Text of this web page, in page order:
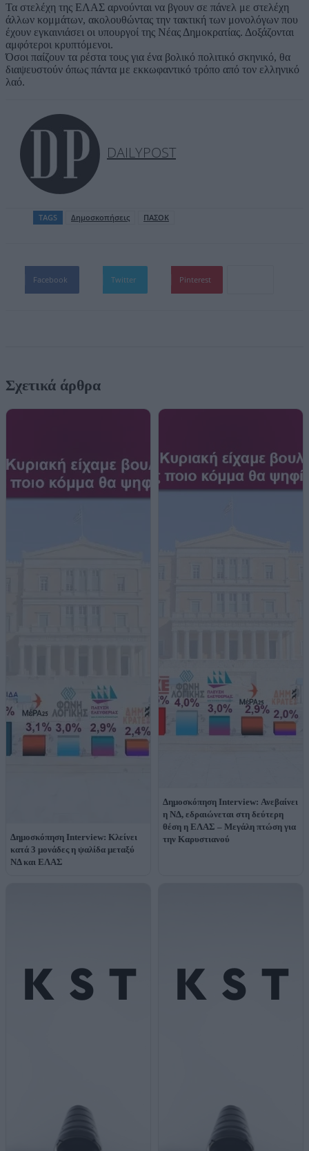
Τα στελέχη της ΕΛΑΣ αρνούνται να βγουν σε πάνελ με στελέχη
άλλων κομμάτων, ακολουθώντας την τακτική των μονολόγων που
έχουν εγκαινιάσει οι υπουργοί της Νέας Δημοκρατίας. Δοξάζονται
αμφότεροι κρυπτόμενοι.
Όσοι παίζουν τα ρέστα τους για ένα βολικό πολιτικό σκηνικό, θα
διαψευστούν όπως πάντα με εκκωφαντικό τρόπο από τον ελληνικό
λαό.
DAILYPOST
TAGS Δημοσκοπήσεις ΠΑΣΟΚ
Facebook Twitter Pinterest
Σχετικά άρθρα
Δημοσκόπηση Interview: Κλείνει
κατά 3 μονάδες η ψαλίδα μεταξύ
ΝΔ και ΕΛΑΣ
Δημοσκόπηση Interview: Ανεβαίνει
η ΝΔ, εδραιώνεται στη δεύτερη
θέση η ΕΛΑΣ – Μεγάλη πτώση για
την Καρυστιανού